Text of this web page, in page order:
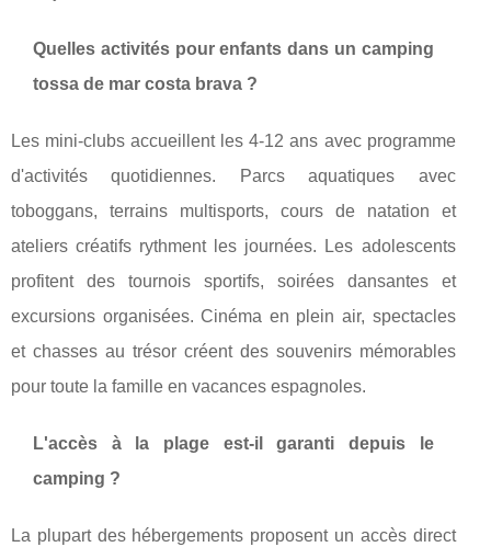
Quelles activités pour enfants dans un camping
tossa de mar costa brava ?
Les mini-clubs accueillent les 4-12 ans avec programme
d'activités quotidiennes. Parcs aquatiques avec
toboggans, terrains multisports, cours de natation et
ateliers créatifs rythment les journées. Les adolescents
profitent des tournois sportifs, soirées dansantes et
excursions organisées. Cinéma en plein air, spectacles
et chasses au trésor créent des souvenirs mémorables
pour toute la famille en vacances espagnoles.
L'accès à la plage est-il garanti depuis le
camping ?
La plupart des hébergements proposent un accès direct